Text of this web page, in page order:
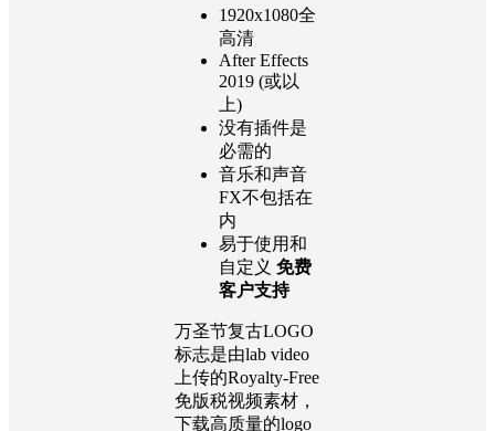
1920x1080全
高清
After Effects
2019 (或以
上)
没有插件是
必需的
音乐和声音
FX不包括在
内
易于使用和
自定义 免费
客户支持
万圣节复古LOGO
标志是由lab video
上传的Royalty-Free
免版税视频素材，
下载高质量的logo